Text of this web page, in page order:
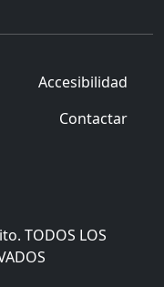
Accesibilidad
Contactar
TODOS LOS